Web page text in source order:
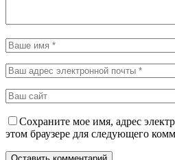
Сохраните мое имя, адрес
этом браузере для следующего